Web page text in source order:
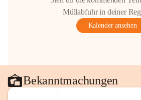
Müllabfuhr in deiner
Kalender ansehen
Bekanntmachungen